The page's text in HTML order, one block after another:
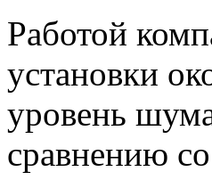
Работой
установки
уровень
сравнению